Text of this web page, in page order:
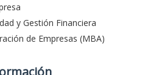
y Gestión Financiera
de Empresas (MBA)